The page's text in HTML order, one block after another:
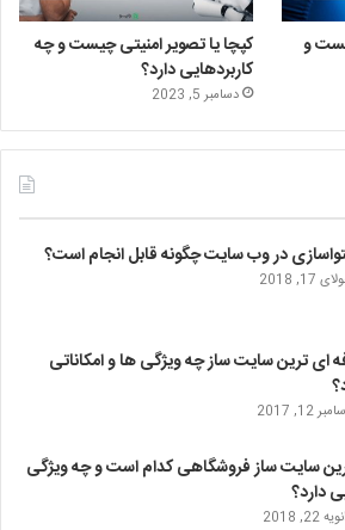
و
کپچا یا تصویر امنیتی چیست و چه
کاربردهایی دارد؟
دسامبر 5, 2023
در وب سایت چگونه قابل انجام است؟
17, 2018
ای ترین سایت ساز چه ویژگی ها و امکاناتی
12, 2017
سایت ساز فروشگاهی کدام است و چه ویژگی
دارد؟
22, 2018